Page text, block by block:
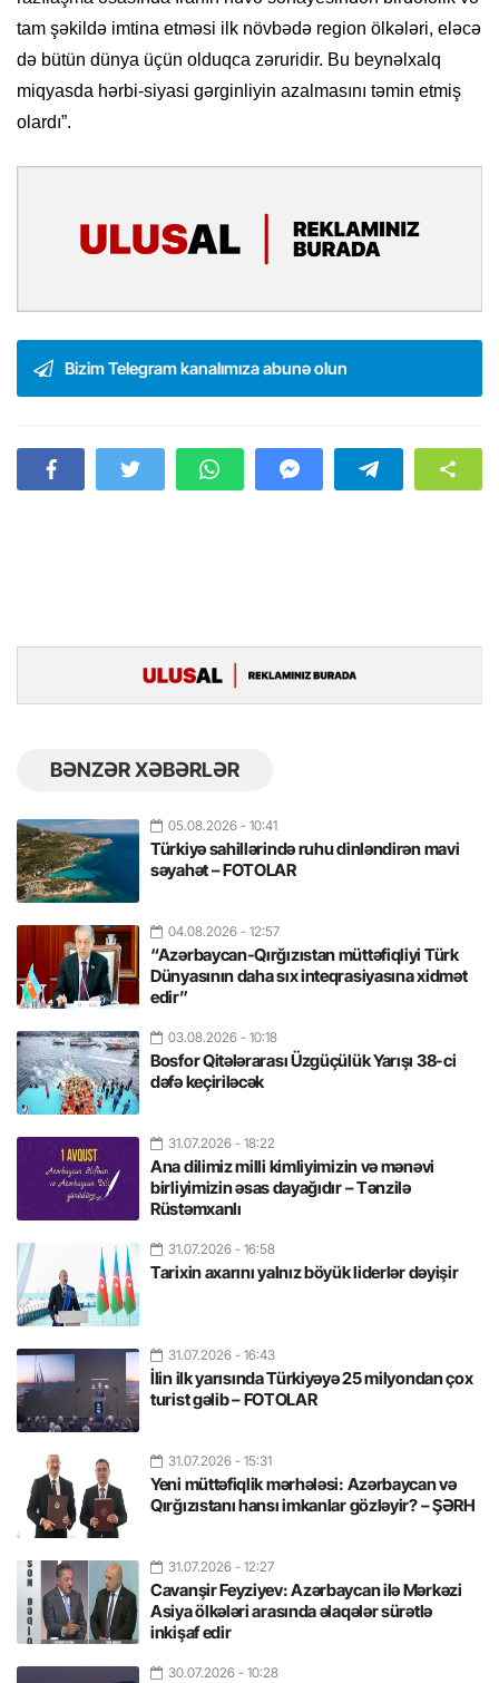
tam şəkildə imtina etməsi ilk növbədə region ölkələri, eləcə
də bütün dünya üçün olduqca zəruridir. Bu beynəlxalq
miqyasda hərbi-siyasi gərginliyin azalmasını təmin etmiş
olardı”.
Bizim Telegram kanalımıza abunə olun
BƏNZƏR XƏBƏRLƏR
05.08.2026 - 10:41
Türkiyə sahillərində ruhu dinləndirən mavi
səyahət – FOTOLAR
04.08.2026 - 12:57
“Azərbaycan-Qırğızıstan müttəfiqliyi Türk
Dünyasının daha sıx inteqrasiyasına xidmət
edir”
03.08.2026 - 10:18
Bosfor Qitələrarası Üzgüçülük Yarışı 38-ci
dəfə keçiriləcək
31.07.2026 - 18:22
Ana dilimiz milli kimliyimizin və mənəvi
birliyimizin əsas dayağıdır – Tənzilə
Rüstəmxanlı
31.07.2026 - 16:58
Tarixin axarını yalnız böyük liderlər dəyişir
31.07.2026 - 16:43
İlin ilk yarısında Türkiyəyə 25 milyondan çox
turist gəlib – FOTOLAR
31.07.2026 - 15:31
Yeni müttəfiqlik mərhələsi: Azərbaycan və
Qırğızıstanı hansı imkanlar gözləyir? – ŞƏRH
31.07.2026 - 12:27
Cavanşir Feyziyev: Azərbaycan ilə Mərkəzi
Asiya ölkələri arasında əlaqələr sürətlə
inkişaf edir
30.07.2026 - 10:28